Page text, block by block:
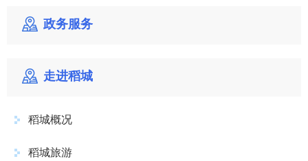
政务服务
走进稻城
稻城概况
稻城旅游